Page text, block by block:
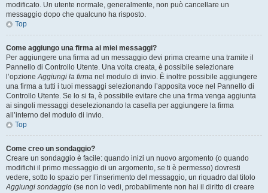
modificato. Un utente normale, generalmente, non può cancellare un
messaggio dopo che qualcuno ha risposto.
Top
Come aggiungo una firma ai miei messaggi?
Per aggiungere una firma ad un messaggio devi prima crearne una tramite il
Pannello di Controllo Utente. Una volta creata, è possibile selezionare
l’opzioneAggiungi la firma nel modulo di invio. È inoltre possibile aggiungere
una firma a tutti i tuoi messaggi selezionando l’apposita voce nel Pannello di
Controllo Utente. Se lo si fa, è possibile evitare che una firma venga aggiunta
ai singoli messaggi deselezionando la casella per aggiungere la firma
all’interno del modulo di invio.
Top
Come creo un sondaggio?
Creare un sondaggio è facile: quando inizi un nuovo argomento (o quando
modifichi il primo messaggio di un argomento, se ti è permesso) dovresti
vedere, sotto lo spazio per l’inserimento del messaggio, un riquadro dal titolo
Aggiungi sondaggio (se non lo vedi, probabilmente non hai il diritto di creare